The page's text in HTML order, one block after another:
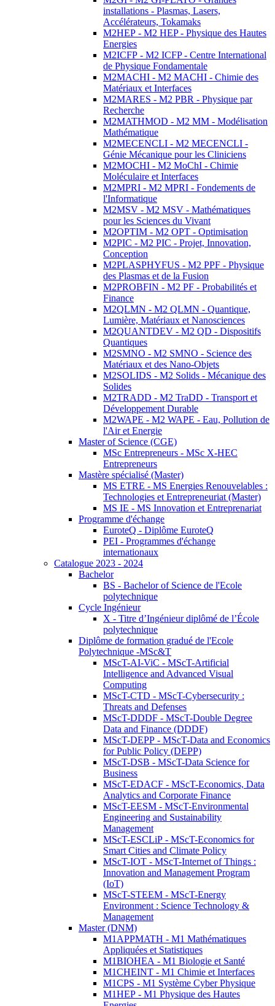
installations - Plasmas, Lasers,
Accélérateurs, Tokamaks
M2HEP - M2 HEP - Physique des Hautes
Energies
M2ICFP - M2 ICFP - Centre International
de Physique Fondamentale
M2MACHI - M2 MACHI - Chimie des
Matériaux et Interfaces
M2MARES - M2 PBR - Physique par
Recherche
M2MATHMOD - M2 MM - Modélisation
Mathématique
M2MECENCLI - M2 MECENCLI -
Génie Mécanique pour les Cliniciens
M2MOCHI - M2 MoChI - Chimie
Moléculaire et Interfaces
M2MPRI - M2 MPRI - Fondements de
l'Informatique
M2MSV - M2 MSV - Mathématiques
pour les Sciences du Vivant
M2OPTIM - M2 OPT - Optimisation
M2PIC - M2 PIC - Projet, Innovation,
Conception
M2PLASPHYFUS - M2 PPF - Physique
des Plasmas et de la Fusion
M2PROBFIN - M2 PF - Probabilités et
Finance
M2QLMN - M2 QLMN - Quantique,
Lumière, Matériaux et Nanosciences
M2QUANTDEV - M2 QD - Dispositifs
Quantiques
M2SMNO - M2 SMNO - Science des
Matériaux et des Nano-Objets
M2SOLIDS - M2 Solids - Mécanique des
Solides
M2TRADD - M2 TraDD - Transport et
Développement Durable
M2WAPE - M2 WAPE - Eau, Pollution de
l'Air et Energie
Master of Science (CGE)
MSc Entrepreneurs - MSc X-HEC
Entrepreneurs
Mastère spécialisé (Master)
MS ETRE - MS Energies Renouvelables :
Technologies et Entrepreneuriat (Master)
MS IE - MS Innovation et Entreprenariat
Programme d'échange
EuroteQ - Diplôme EuroteQ
PEI - Programmes d'échange
internationaux
Catalogue 2023 - 2024
Bachelor
BS - Bachelor of Science de l'Ecole
polytechnique
Cycle Ingénieur
X - Titre d’Ingénieur diplômé de l’École
polytechnique
Diplôme de formation gradué de l'Ecole
Polytechnique -MSc&T
MScT-AI-ViC - MScT-Artificial
Intelligence and Advanced Visual
Computing
MScT-CTD - MScT-Cybersecurity :
Threats and Defenses
MScT-DDDF - MScT-Double Degree
Data and Finance (DDDF)
MScT-DEPP - MScT-Data and Economics
for Public Policy (DEPP)
MScT-DSB - MScT-Data Science for
Business
MScT-EDACF - MScT-Economics, Data
Analytics and Corporate Finance
MScT-EESM - MScT-Environmental
Engineering and Sustainability
Management
MScT-ESCLiP - MScT-Economics for
Smart Cities and Climate Policy
MScT-IOT - MScT-Internet of Things :
Innovation and Management Program
(IoT)
MScT-STEEM - MScT-Energy
Environment : Science Technology &
Management
Master (DNM)
M1APPMATH - M1 Mathématiques
Appliquées et Statistiques
M1BIOHEA - M1 Biologie et Santé
M1CHEINT - M1 Chimie et Interfaces
M1CPS - M1 Système Cyber Physique
M1HEP - M1 Physique des Hautes